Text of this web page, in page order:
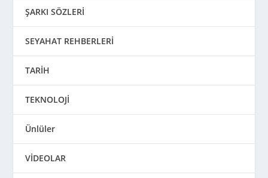
ŞARKI SÖZLERİ
SEYAHAT REHBERLERİ
TARİH
TEKNOLOJİ
Ünlüler
VİDEOLAR